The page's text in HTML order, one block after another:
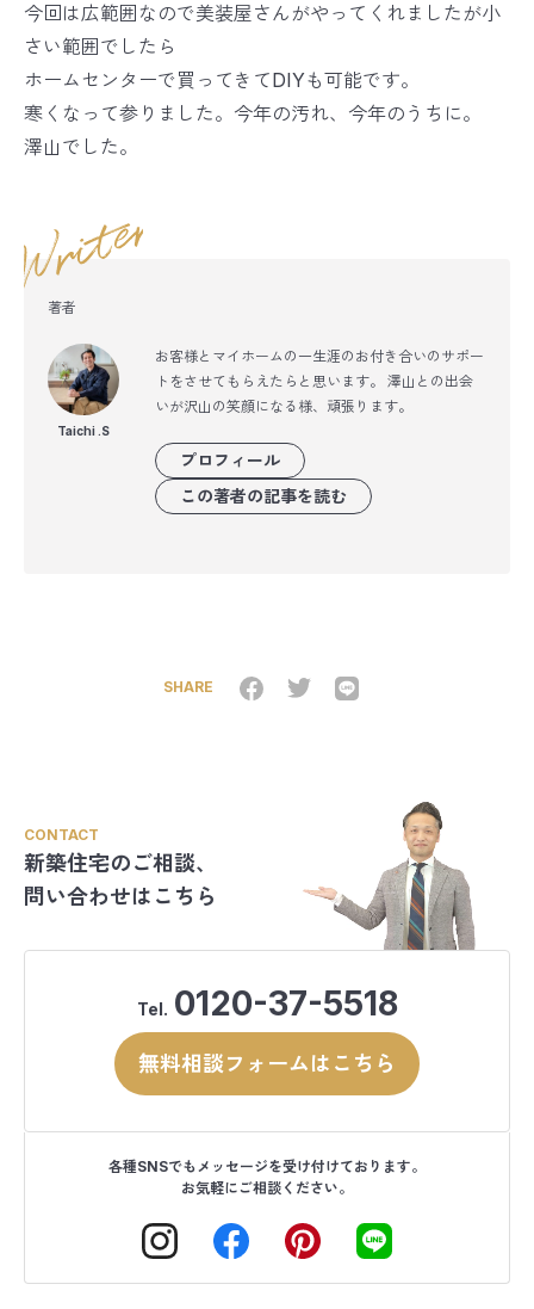
今回は広範囲なので美装屋さんがやってくれましたが小
さい範囲でしたら
ホームセンターで買ってきてDIYも可能です。
寒くなって参りました。今年の汚れ、今年のうちに。
澤山でした。
著者
Taichi .S
お客様とマイホームの一生涯のお付き合いのサポー
トをさせてもらえたらと思います。 澤山との出会
いが沢山の笑顔になる様、頑張ります。
プロフィール
この著者の記事を読む
SHARE
CONTACT
新築住宅のご相談、
問い合わせはこちら
Tel. 0120-37-5518
無料相談フォームはこちら
各種SNSでもメッセージを受け付けております。
お気軽にご相談ください。